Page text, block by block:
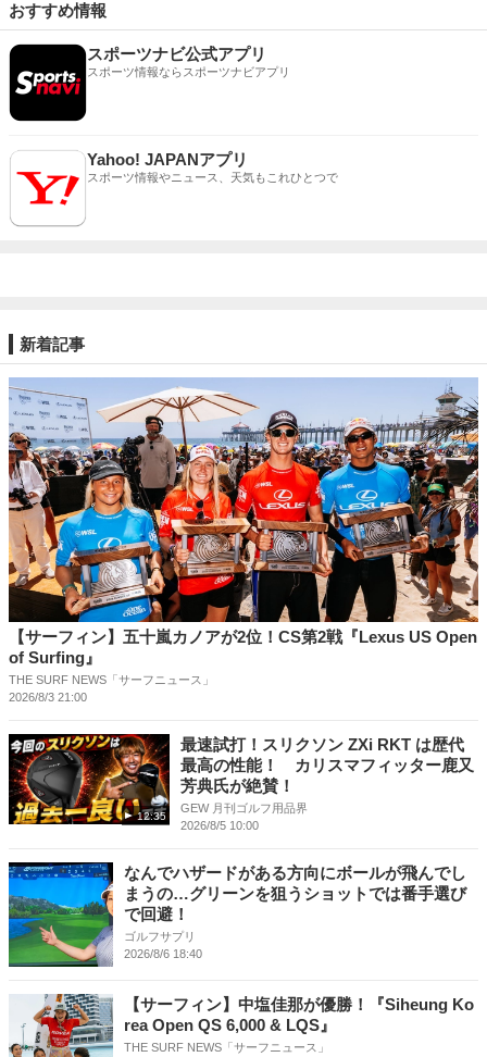
おすすめ情報
スポーツナビ公式アプリ
スポーツ情報ならスポーツナビアプリ
Yahoo! JAPANアプリ
スポーツ情報やニュース、天気もこれひとつで
新着記事
【サーフィン】五十嵐カノアが2位！CS第2戦『Lexus US Open
of Surfing』
THE SURF NEWS「サーフニュース」
2026/8/3 21:00
12:35
最速試打！スリクソン ZXi RKT は歴代
最高の性能！ カリスマフィッター鹿又
芳典氏が絶賛！
GEW 月刊ゴルフ用品界
2026/8/5 10:00
なんでハザードがある方向にボールが飛んでし
まうの…グリーンを狙うショットでは番手選び
で回避！
ゴルフサプリ
2026/8/6 18:40
【サーフィン】中塩佳那が優勝！『Siheung Ko
rea Open QS 6,000 & LQS』
THE SURF NEWS「サーフニュース」